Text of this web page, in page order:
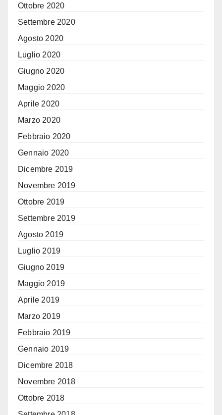
Ottobre 2020
Settembre 2020
Agosto 2020
Luglio 2020
Giugno 2020
Maggio 2020
Aprile 2020
Marzo 2020
Febbraio 2020
Gennaio 2020
Dicembre 2019
Novembre 2019
Ottobre 2019
Settembre 2019
Agosto 2019
Luglio 2019
Giugno 2019
Maggio 2019
Aprile 2019
Marzo 2019
Febbraio 2019
Gennaio 2019
Dicembre 2018
Novembre 2018
Ottobre 2018